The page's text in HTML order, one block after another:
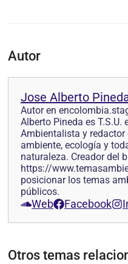
Autor
Jose Alberto
Autor en
Alberto Pineda es
Ambientalista y
ambiente, ecología y
naturaleza. Creador del
https://
posicionar los temas
públicos.
Web Facebook
Otros temas